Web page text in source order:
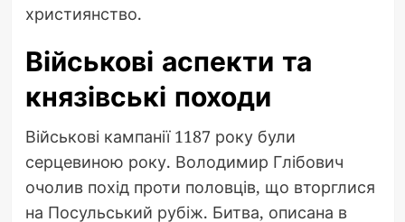
християнство.
Військові аспекти та
князівські походи
Військові кампанії 1187 року були
серцевиною року. Володимир Глібович
очолив похід проти половців, що вторглися
на Посульський рубіж. Битва, описана в